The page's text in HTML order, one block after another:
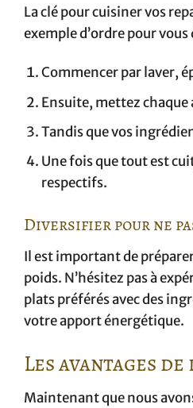
La clé pour cuisiner vos
exemple d’ordre pour
Commencer par laver,
Ensuite, mettez
Tandis que vos
Une fois que tout est
respectifs.
Diversifier pour ne
Il est important de
poids. N’hésitez pas à
plats préférés avec des
votre apport énergétique.
Les avantages
Maintenant que nous